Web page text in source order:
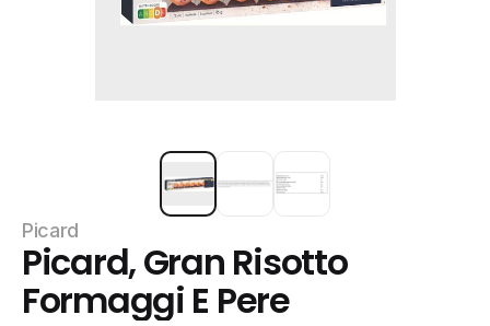
Picard
Picard, Gran Risotto
Formaggi E Pere